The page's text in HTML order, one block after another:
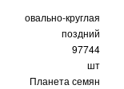
овально-круглая
поздний
97744
шт
Планета семян